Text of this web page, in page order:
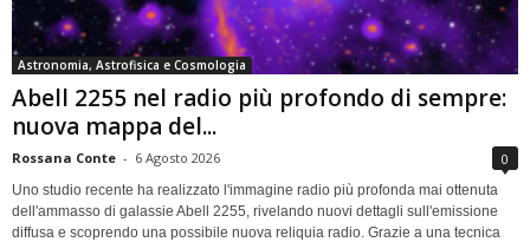
Astronomia, Astrofisica e Cosmologia
Abell 2255 nel radio più profondo di sempre:
nuova mappa del...
Rossana Conte - 6 Agosto 2026 0
Uno studio recente ha realizzato l'immagine radio più profonda mai ottenuta
dell'ammasso di galassie Abell 2255, rivelando nuovi dettagli sull'emissione
diffusa e scoprendo una possibile nuova reliquia radio. Grazie a una tecnica